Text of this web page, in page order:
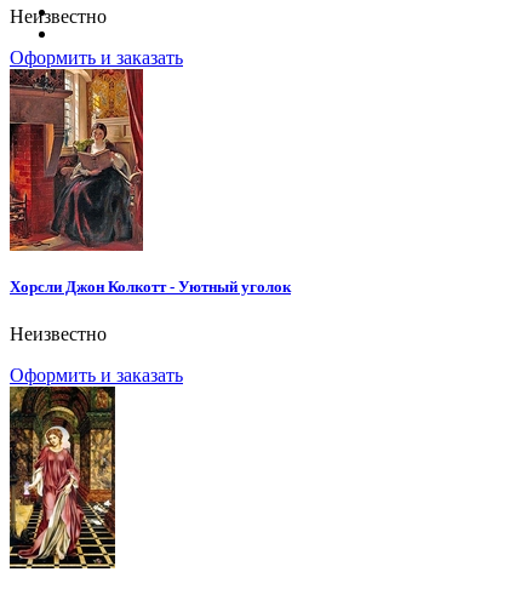
Неизвестно
Оформить и заказать
Хорсли Джон Колкотт - Уютный уголок
Неизвестно
Оформить и заказать